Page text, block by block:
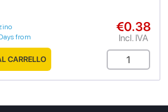
from
€0.38
Incl. IVA
CARRELLO